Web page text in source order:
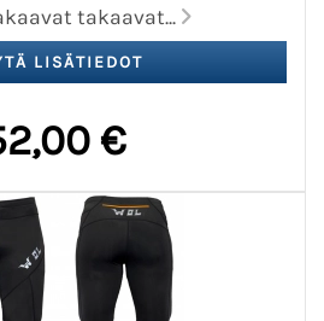
takaavat...
€